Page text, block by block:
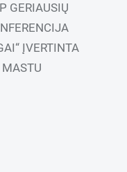
GERIAUSIŲ
ĮVERTINTA